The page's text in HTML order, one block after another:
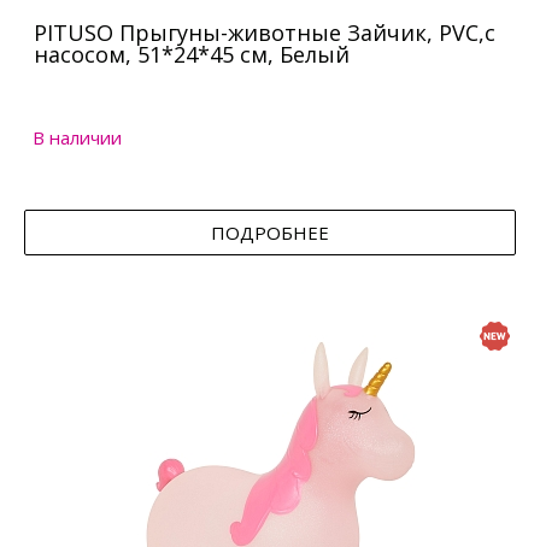
PITUSO Прыгуны-животные Зайчик, PVC,с
насосом, 51*24*45 см, Белый
В наличии
ПОДРОБНЕЕ